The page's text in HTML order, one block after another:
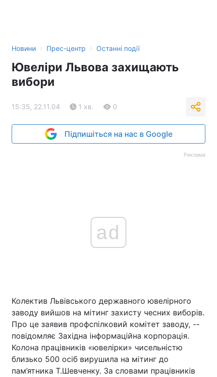
Новини › Прес-центр › Останні події
Ювеліри Львова захищають
вибори
15:35, 22.11.04 1 хв. 0
Підпишіться на нас в Google
Реклама
ad
Колектив Львівського державного ювелірного
заводу вийшов на мітинг захисту чесних виборів.
Про це заявив профспілковий комітет заводу, --
повідомляє Західна інформаційна корпорація.
Колона працівників «ювелірки» чисельністю
близько 500 осіб вирушила на мітинг до
пам’ятника Т.Шевченку. За словами працівників